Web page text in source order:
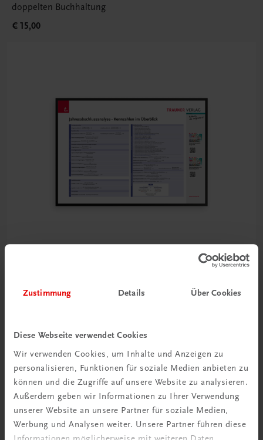
Zustimmung Details Über Cookies
Diese Webseite verwendet Cookies
Wir verwenden Cookies, um Inhalte und Anzeigen zu
personalisieren, Funktionen für soziale Medien anbieten zu
können und die Zugriffe auf unsere Website zu analysieren.
Außerdem geben wir Informationen zu Ihrer Verwendung
unserer Website an unsere Partner für soziale Medien,
Werbung und Analysen weiter. Unsere Partner führen diese
doppelten Buchhaltung
€ 15,00
Poster: Jahresabschlussanalyse – Die wichtigsten
Kennzahlen